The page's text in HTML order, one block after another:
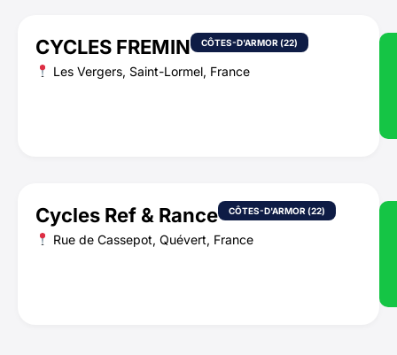
CYCLES FREMIN CÔTES-D'ARMOR (22)
Les Vergers, Saint-Lormel, France
Cycles Ref & Rance CÔTES-D'ARMOR (22)
Rue de Cassepot, Quévert, France